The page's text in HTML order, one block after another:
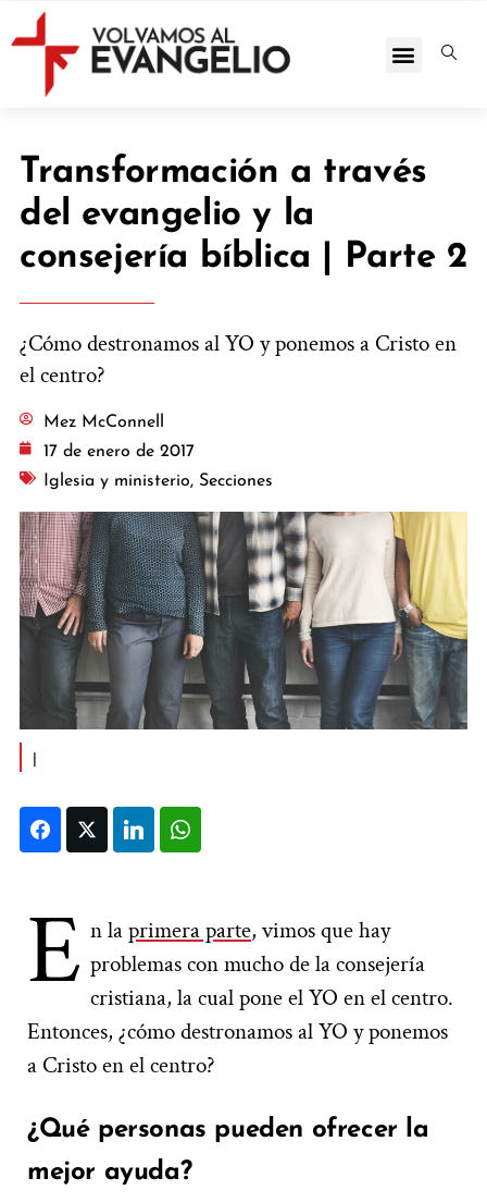
Transformación a través
del evangelio y la
consejería bíblica | Parte 2
¿Cómo destronamos al YO y ponemos a Cristo en
el centro?
Mez McConnell
17 de enero de 2017
Iglesia y ministerio, Secciones
FacebookTwitter LinkedIn
E n laprimera parte, vimos que hay
problemas con mucho de la consejería
cristiana, la cual pone el YO en el centro.
Entonces, ¿cómo destronamos al YO y ponemos
a Cristo en el centro?
¿Qué personas pueden ofrecer la
mejor ayuda?